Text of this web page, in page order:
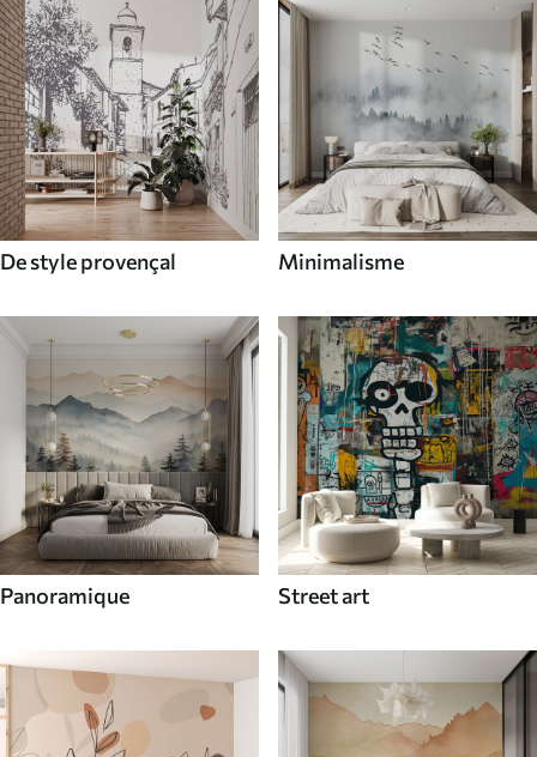
De style provençal Minimalisme
Panoramique Street art